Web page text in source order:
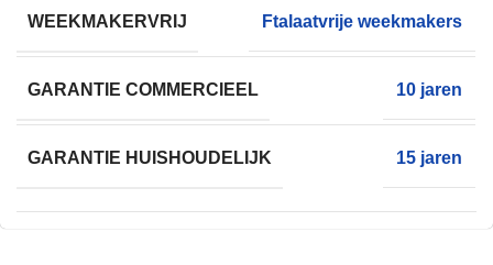
WEEKMAKERVRIJ Ftalaatvrije weekmakers
GARANTIE COMMERCIEEL 10 jaren
GARANTIE HUISHOUDELIJK 15 jaren